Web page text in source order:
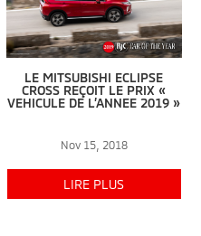
LE MITSUBISHI ECLIPSE
CROSS REÇOIT LE PRIX «
VEHICULE DE L’ANNEE 2019 »
Nov 15, 2018
LIRE PLUS